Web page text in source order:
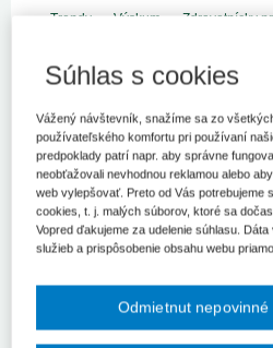
Trendy Výskum Zdravotnícky
Výskumom realizovaným britskou
zistilo, že každodenné pracovné
personálu spojené s jeho vysokou
stresmi robia zdravotné služby
svojej dôležitej funkcie počas
bola v nedávnej dobe
Engineering.
nefunkčnosť zdravotníckych
nutnosti riešiť následky závažnej
Súhlas s cookies
Vážený návštevník, snažíme sa zo
používateľského komfortu pri používaní
predpoklady patrí napr. aby správne
neobťažovali nevhodnou reklamou alebo
web vylepšovať. Preto od Vás potrebujeme
cookies, t. j. malých súborov, ktoré sa
Vopred ďakujeme za udelenie súhlasu.
služieb a prispôsobenie obsahu webu
Odmietnut